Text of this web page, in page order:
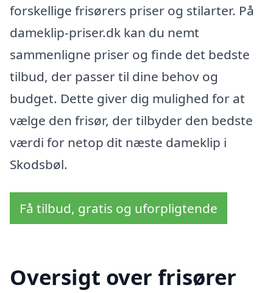
forskellige frisørers priser og stilarter. På
dameklip-priser.dk kan du nemt
sammenligne priser og finde det bedste
tilbud, der passer til dine behov og
budget. Dette giver dig mulighed for at
vælge den frisør, der tilbyder den bedste
værdi for netop dit næste dameklip i
Skodsbøl.
Få tilbud, gratis og uforpligtende
Oversigt over frisører